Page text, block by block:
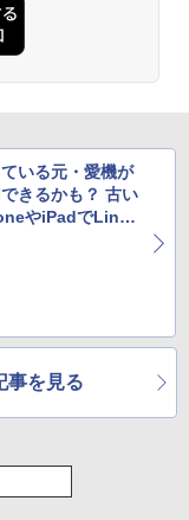
いる元・愛機が
きるかも？ 古い
やiPadでLinux
事を見る